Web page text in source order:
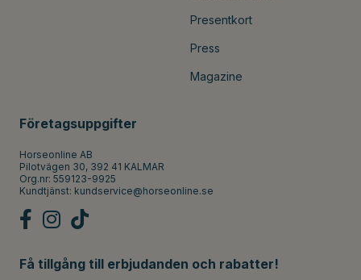
Presentkort
Press
Magazine
Företagsuppgifter
Horseonline AB
Pilotvägen 30, 392 41 KALMAR
Org.nr: 559123-9925
Kundtjänst: kundservice@horseonline.se
Få tillgång till erbjudanden och rabatter!